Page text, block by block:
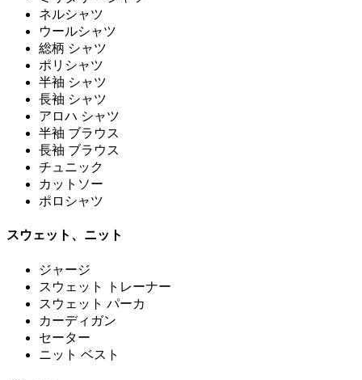
ネルシャツ
ウールシャツ
総柄 シャツ
ポリシャツ
半袖 シャツ
長袖 シャツ
アロハ シャツ
半袖 ブラウス
長袖 ブラウス
チュニック
カットソー
ポロシャツ
スウェット、ニット
ジャージ
スウェット トレーナー
スウェット パーカ
カーディガン
セーター
ニット ベスト